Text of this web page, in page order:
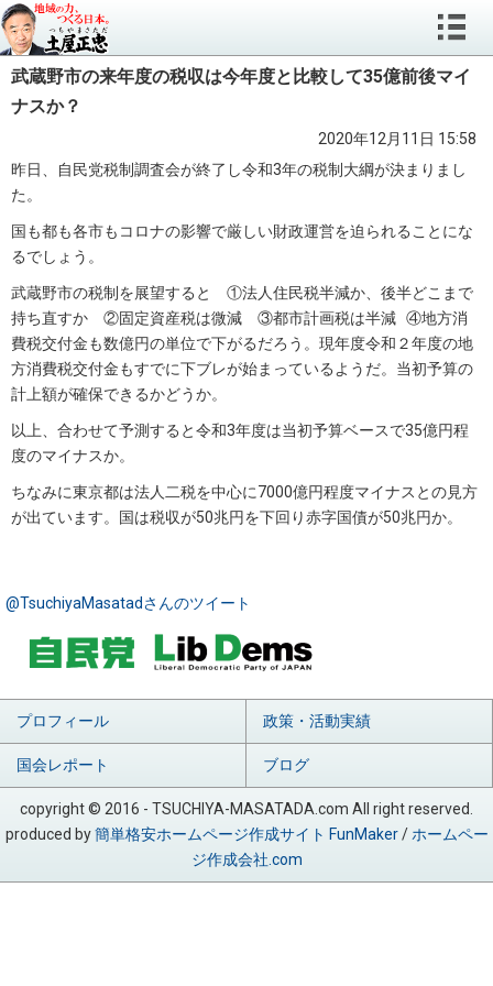
武蔵野市の来年度の税収は今年度と比較して35億前後マイ
ナスか？
2020年12月11日 15:58
昨日、自民党税制調査会が終了し令和3年の税制大綱が決まりまし
た。
国も都も各市もコロナの影響で厳しい財政運営を迫られることにな
るでしょう。
武蔵野市の税制を展望すると ①法人住民税半減か、後半どこまで
持ち直すか ②固定資産税は微減 ③都市計画税は半減 ④地方消
費税交付金も数億円の単位で下がるだろう。現年度令和２年度の地
方消費税交付金もすでに下ブレが始まっているようだ。当初予算の
計上額が確保できるかどうか。
以上、合わせて予測すると令和3年度は当初予算ベースで35億円程
度のマイナスか。
ちなみに東京都は法人二税を中心に7000億円程度マイナスとの見方
が出ています。国は税収が50兆円を下回り赤字国債が50兆円か。
@TsuchiyaMasatadさんのツイート
プロフィール 政策・活動実績
国会レポート ブログ
copyright © 2016 - TSUCHIYA-MASATADA.com All right reserved.
produced by簡単格安ホームページ作成サイト FunMaker/ ホームペー
ジ作成会社.com